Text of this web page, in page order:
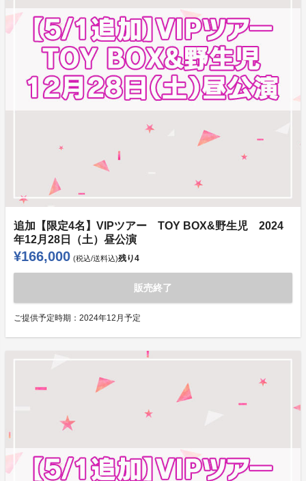
追加【限定4名】VIPツアー TOY BOX&野生児 2024
年12月28日（土）昼公演
¥166,000 (税込/送料込)残り4
販売終了
ご提供予定時期： 2024年12月予定